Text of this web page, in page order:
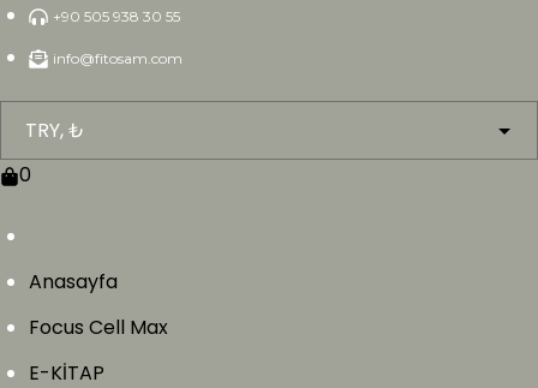
Skip
content
+90 505 938 30 55
info@fitosam.com
0
Anasayfa
Focus Cell Max
E-KİTAP